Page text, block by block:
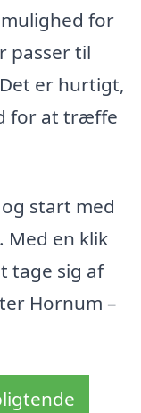
for
passer til
er hurtigt,
for at træffe
start med
Med en klik
tage sig af
Hornum –